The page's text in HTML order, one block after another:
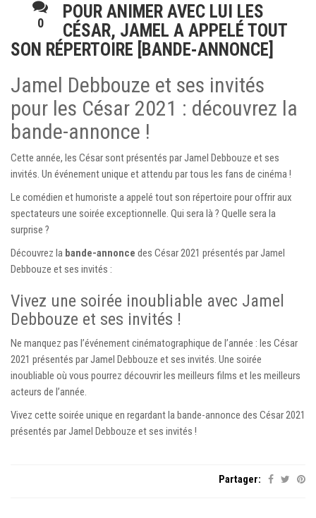
0
POUR ANIMER AVEC LUI LES
CÉSAR, JAMEL A APPELÉ TOUT
SON RÉPERTOIRE [BANDE-ANNONCE]
Jamel Debbouze et ses invités
pour les César 2021 : découvrez la
bande-annonce !
Cette année, les César sont présentés par Jamel Debbouze et ses
invités. Un événement unique et attendu par tous les fans de cinéma !
Le comédien et humoriste a appelé tout son répertoire pour offrir aux
spectateurs une soirée exceptionnelle. Qui sera là ? Quelle sera la
surprise ?
Découvrez la bande-annonce des César 2021 présentés par Jamel
Debbouze et ses invités :
Vivez une soirée inoubliable avec Jamel
Debbouze et ses invités !
Ne manquez pas l’événement cinématographique de l’année : les César
2021 présentés par Jamel Debbouze et ses invités. Une soirée
inoubliable où vous pourrez découvrir les meilleurs films et les meilleurs
acteurs de l’année.
Vivez cette soirée unique en regardant la bande-annonce des César 2021
présentés par Jamel Debbouze et ses invités !
Partager: